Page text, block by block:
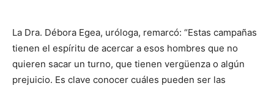
La Dra. Débora Egea, uróloga, remarcó: “Estas campañas
tienen el espíritu de acercar a esos hombres que no
quieren sacar un turno, que tienen vergüenza o algún
prejuicio. Es clave conocer cuáles pueden ser las